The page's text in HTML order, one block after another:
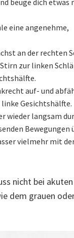
beuge dich etwas
eine angenehme,
an der rechten
zur linken
auf- und
linke Gesichtshälfte.
langsam
Bewegungen
vielmehr mit
nicht bei
dem grauen